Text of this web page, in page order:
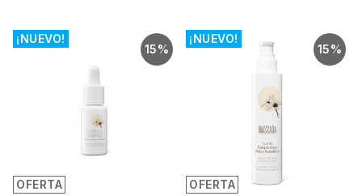
15%
OFERTA
¡NUEVO!
15%
OFERTA
¡NUEVO!